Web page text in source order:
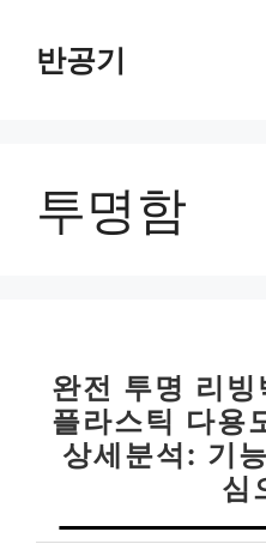
반공기
투명함
완전 투명 리
플라스틱 다용
상세분석: 기
심